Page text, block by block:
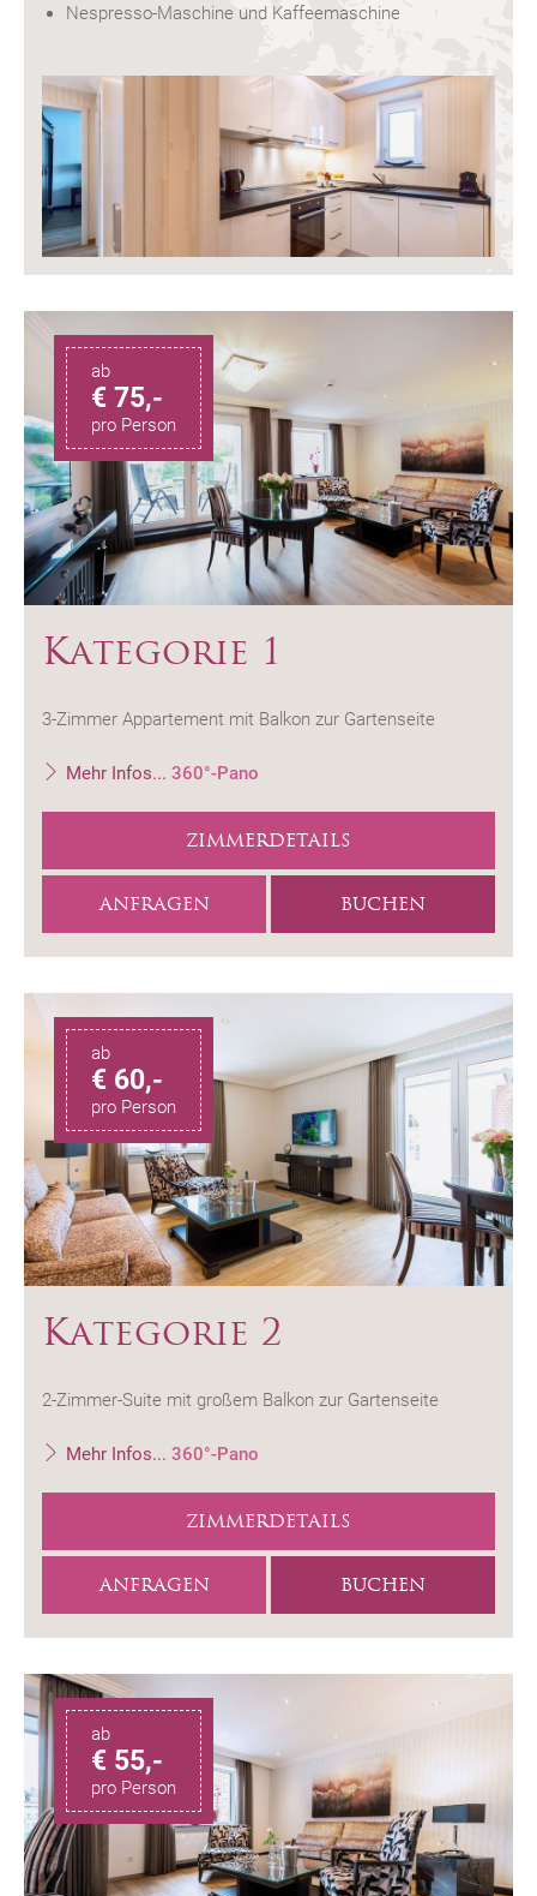
Nespresso-Maschine und Kaffeemaschine
Kategorie 1
3-Zimmer Appartement mit Balkon zur Gartenseite
ab
€ 75,-
pro Person
Mehr Infos... 360°-Pano
ZIMMERDETAILS
ANFRAGEN BUCHEN
Kategorie 2
2-Zimmer-Suite mit großem Balkon zur Gartenseite
ab
€ 60,-
pro Person
Mehr Infos... 360°-Pano
ZIMMERDETAILS
ANFRAGEN BUCHEN
ab
€ 55,-
pro Person